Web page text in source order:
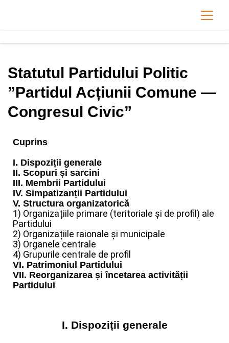
Statutul Partidului Politic
”Partidul Acțiunii Comune —
Congresul Civic”
Cuprins
I. Dispoziții generale
II. Scopuri și sarcini
III. Membrii Partidului
IV. Simpatizanții Partidului
V. Structura organizatorică
1) Organizațiile primare (teritoriale și de profil) ale
Partidului
2) Organizațiile raionale și municipale
3) Organele centrale
4) Grupurile centrale de profil
VI. Patrimoniul Partidului
VII. Reorganizarea și încetarea activității
Partidului
I. Dispoziții generale